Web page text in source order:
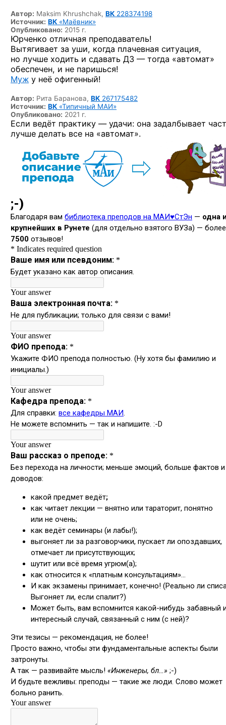
Автор: Maksim Khrushchak, ВК 228374198
Источник: ВК «Маёвник»
Опубликовано: 2015 г.
Юрченко отличная преподаватель!
Вытягивает за уши, когда плачевная ситуация,
но лучше ходить и сдавать ДЗ — тогда «автомат»
обеспечен, и не паришься!
Муж у неё офигенный!
Автор: Рита Баранова, ВК 267175482
Источник: ВК «Типичный МАИ»
Опубликовано: 2021 г.
Если ведёт практику — удачи: она задалбывает
лучше делать все на «автомат».